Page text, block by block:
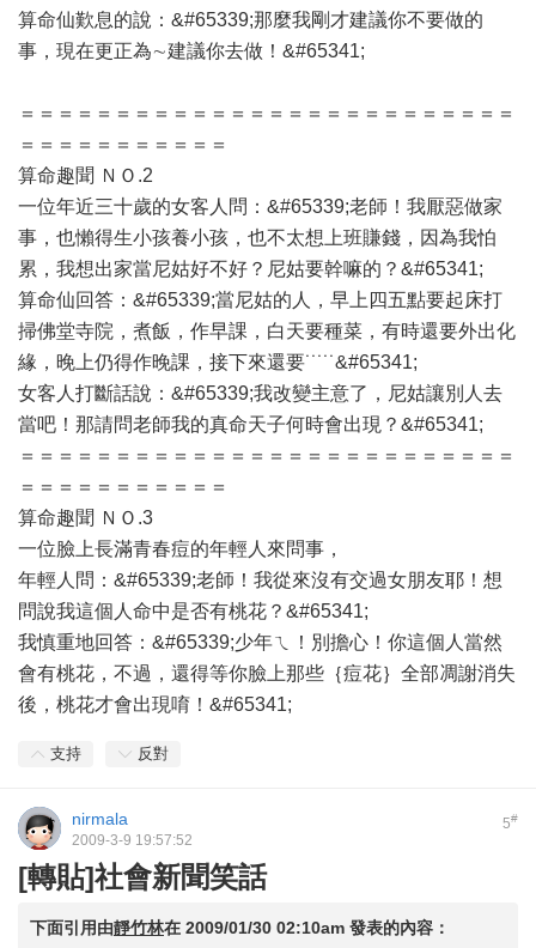
算命仙歎息的說：&#65339;那麼我剛才建議你不要做的
事，現在更正為∼建議你去做！&#65341;
＝＝＝＝＝＝＝＝＝＝＝＝＝＝＝＝＝＝＝＝＝＝＝＝＝＝
＝＝＝＝＝＝＝＝＝＝＝
算命趣聞 ＮＯ.2
一位年近三十歲的女客人問：&#65339;老師！我厭惡做家
事，也懶得生小孩養小孩，也不太想上班賺錢，因為我怕
累，我想出家當尼姑好不好？尼姑要幹嘛的？&#65341;
算命仙回答：&#65339;當尼姑的人，早上四五點要起床打
掃佛堂寺院，煮飯，作早課，白天要種菜，有時還要外出化
緣，晚上仍得作晚課，接下來還要˙˙˙˙˙&#65341;
女客人打斷話說：&#65339;我改變主意了，尼姑讓別人去
當吧！那請問老師我的真命天子何時會出現？&#65341;
＝＝＝＝＝＝＝＝＝＝＝＝＝＝＝＝＝＝＝＝＝＝＝＝＝＝
＝＝＝＝＝＝＝＝＝＝＝
算命趣聞 ＮＯ.3
一位臉上長滿青春痘的年輕人來問事，
年輕人問：&#65339;老師！我從來沒有交過女朋友耶！想
問說我這個人命中是否有桃花？&#65341;
我慎重地回答：&#65339;少年ㄟ！別擔心！你這個人當然
會有桃花，不過，還得等你臉上那些｛痘花｝全部凋謝消失
後，桃花才會出現唷！&#65341;
支持 反對
5#
nirmala
2009-3-9 19:57:52
[轉貼]社會新聞笑話
下面引用由靜竹林在 2009/01/30 02:10am 發表的內容：